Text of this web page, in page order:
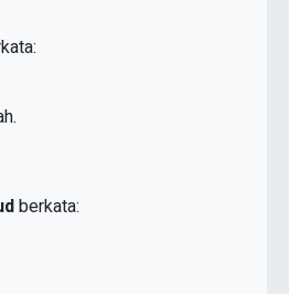
berkata: